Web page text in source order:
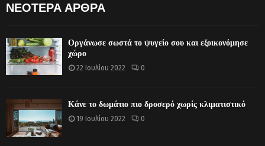
ΝΕΟΤΕΡΑ ΑΡΘΡΑ
Οργάνωσε σωστά το ψυγείο σου και εξοικονόμησε
χώρο
22 Ιουλίου 2022 0
Κάνε το δωμάτιο πιο δροσερό χωρίς κλιματιστικό
19 Ιουλίου 2022 0